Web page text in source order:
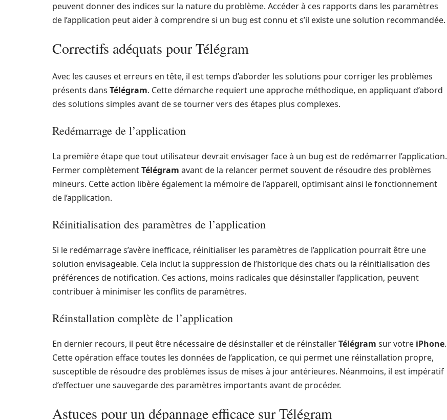
peuvent donner des indices sur la nature du problème. Accéder à ces rapports dans les paramètres
de l’application peut aider à comprendre si un bug est connu et s’il existe une solution recommandée.
Correctifs adéquats pour Télégram
Avec les causes et erreurs en tête, il est temps d’aborder les solutions pour corriger les problèmes
présents dans Télégram. Cette démarche requiert une approche méthodique, en appliquant d’abord
des solutions simples avant de se tourner vers des étapes plus complexes.
Redémarrage de l’application
La première étape que tout utilisateur devrait envisager face à un bug est de redémarrer l’application.
Fermer complètementTélégram avant de la relancer permet souvent de résoudre des problèmes
mineurs. Cette action libère également la mémoire de l’appareil, optimisant ainsi le fonctionnement
de l’application.
Réinitialisation des paramètres de l’application
Si le redémarrage s’avère inefficace, réinitialiser les paramètres de l’application pourrait être une
solution envisageable. Cela inclut la suppression de l’historique des chats ou la réinitialisation des
préférences de notification. Ces actions, moins radicales que désinstaller l’application, peuvent
contribuer à minimiser les conflits de paramètres.
Réinstallation complète de l’application
En dernier recours, il peut être nécessaire de désinstaller et de réinstallerTélégram sur votre iPhone.
Cette opération efface toutes les données de l’application, ce qui permet une réinstallation propre,
susceptible de résoudre des problèmes issus de mises à jour antérieures. Néanmoins, il est impératif
d’effectuer une sauvegarde des paramètres importants avant de procéder.
Astuces pour un dépannage efficace sur Télégram